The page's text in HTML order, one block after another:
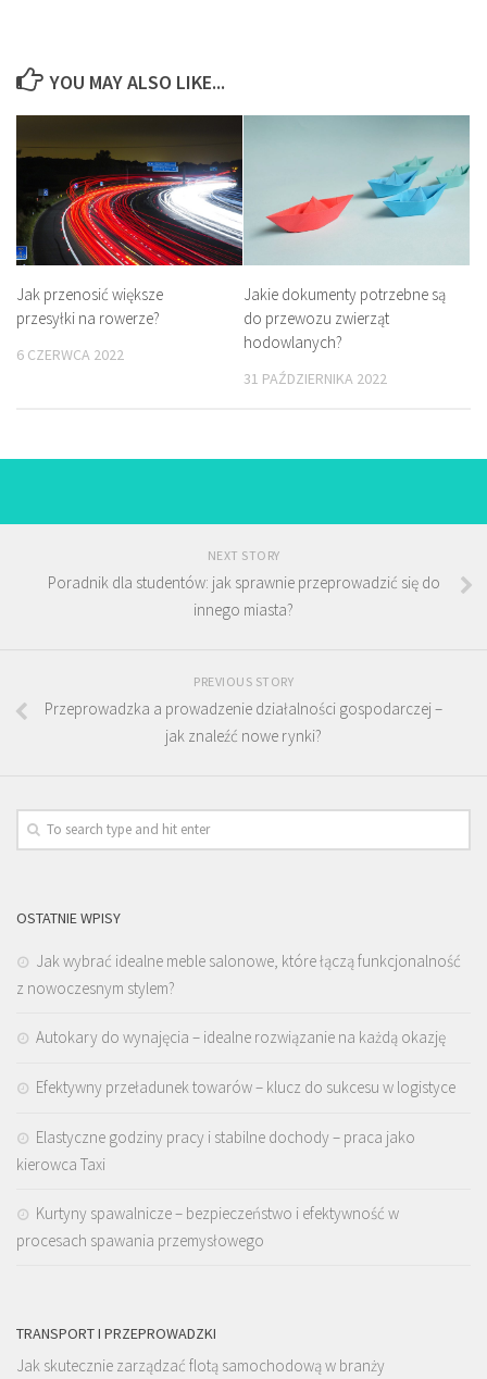
YOU MAY ALSO LIKE...
Jak przenosić większe
przesyłki na rowerze?
6 CZERWCA 2022
Jakie dokumenty potrzebne są
do przewozu zwierząt
hodowlanych?
31 PAŹDZIERNIKA 2022
NEXT STORY
Poradnik dla studentów: jak sprawnie przeprowadzić się do
innego miasta?
PREVIOUS STORY
Przeprowadzka a prowadzenie działalności gospodarczej –
jak znaleźć nowe rynki?
OSTATNIE WPISY
Jak wybrać idealne meble salonowe, które łączą funkcjonalność
z nowoczesnym stylem?
Autokary do wynajęcia – idealne rozwiązanie na każdą okazję
Efektywny przeładunek towarów – klucz do sukcesu w logistyce
Elastyczne godziny pracy i stabilne dochody – praca jako
kierowca Taxi
Kurtyny spawalnicze – bezpieczeństwo i efektywność w
procesach spawania przemysłowego
TRANSPORT I PRZEPROWADZKI
Jak skutecznie zarządzać flotą samochodową w branży